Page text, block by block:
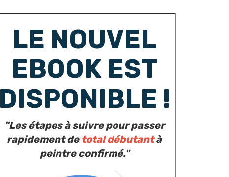
LE NOUVEL
EBOOK EST
DISPONIBLE !
"Les étapes à suivre pour passer
rapidement de total débutantà
peintre confirmé."